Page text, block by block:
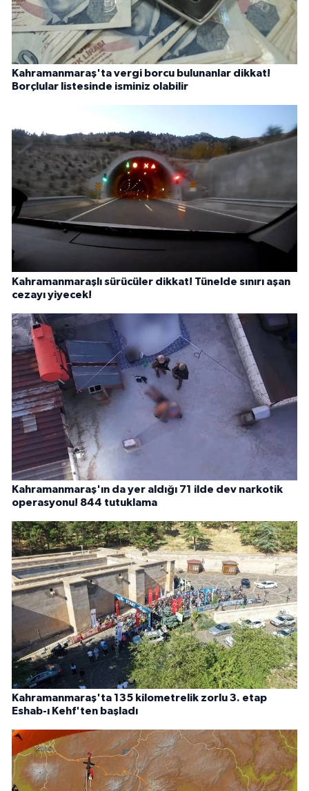
Kahramanmaraş'ta vergi borcu bulunanlar dikkat!
Borçlular listesinde isminiz olabilir
Kahramanmaraşlı sürücüler dikkat! Tünelde sınırı aşan
cezayı yiyecek!
Kahramanmaraş'ın da yer aldığı 71 ilde dev narkotik
operasyonu! 844 tutuklama
Kahramanmaraş'ta 135 kilometrelik zorlu 3. etap
Eshab-ı Kehf'ten başladı